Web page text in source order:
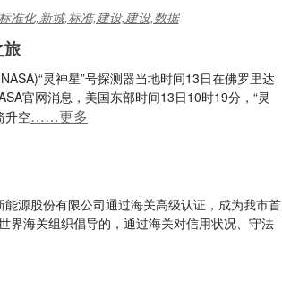
准化,新城,标准,建设,建设,数据
旅
灵神星”号探测器当地时间13日在佛罗里达
官网消息，美国东部时间13日10时19分，“灵
升空……更多
源股份有限公司通过海关高级认证，成为我市首
界海关组织倡导的，通过海关对信用状况、守法